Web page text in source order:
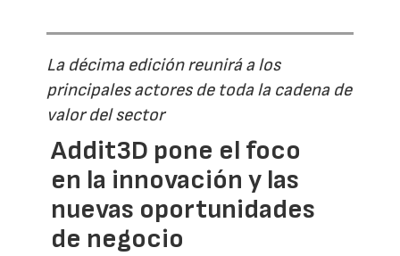
La décima edición reunirá a los
principales actores de toda la cadena de
valor del sector
Addit3D pone el foco
en la innovación y las
nuevas oportunidades
de negocio